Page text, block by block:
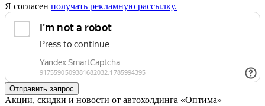
Я согласен получать рекламную рассылку.
Акции, скидки и новости от автохолдинга «Оптима»